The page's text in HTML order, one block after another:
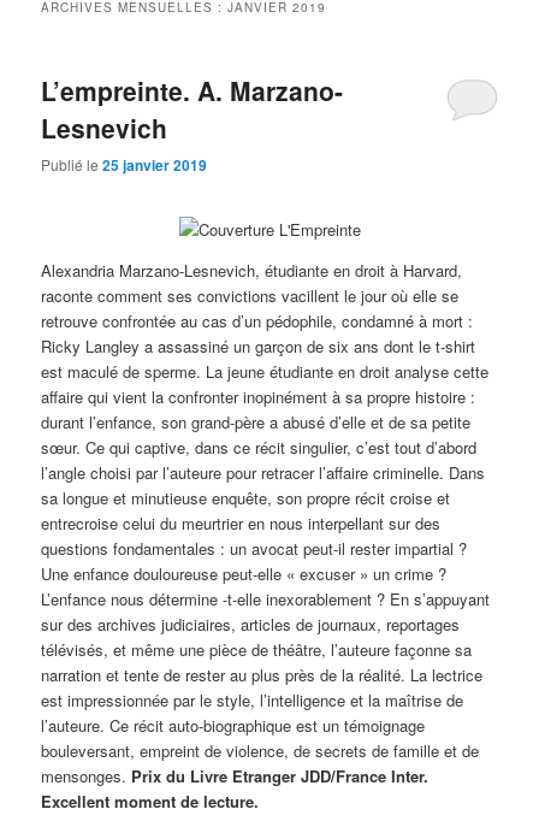
ARCHIVES MENSUELLES :JANVIER 2019
L’empreinte. A. Marzano-
Lesnevich
Publié le25 janvier 2019
Alexandria Marzano-Lesnevich, étudiante en droit à Harvard,
raconte comment ses convictions vacillent le jour où elle se
retrouve confrontée au cas d’un pédophile, condamné à mort :
Ricky Langley a assassiné un garçon de six ans dont le t-shirt
est maculé de sperme. La jeune étudiante en droit analyse cette
affaire qui vient la confronter inopinément à sa propre histoire :
durant l’enfance, son grand-père a abusé d’elle et de sa petite
sœur. Ce qui captive, dans ce récit singulier, c’est tout d’abord
l’angle choisi par l’auteure pour retracer l’affaire criminelle. Dans
sa longue et minutieuse enquête, son propre récit croise et
entrecroise celui du meurtrier en nous interpellant sur des
questions fondamentales : un avocat peut-il rester impartial ?
Une enfance douloureuse peut-elle « excuser » un crime ?
L’enfance nous détermine -t-elle inexorablement ? En s’appuyant
sur des archives judiciaires, articles de journaux, reportages
télévisés, et même une pièce de théâtre, l’auteure façonne sa
narration et tente de rester au plus près de la réalité. La lectrice
est impressionnée par le style, l’intelligence et la maîtrise de
l’auteure. Ce récit auto-biographique est un témoignage
bouleversant, empreint de violence, de secrets de famille et de
mensonges. Prix du Livre Etranger JDD/France Inter.
Excellent moment de lecture.